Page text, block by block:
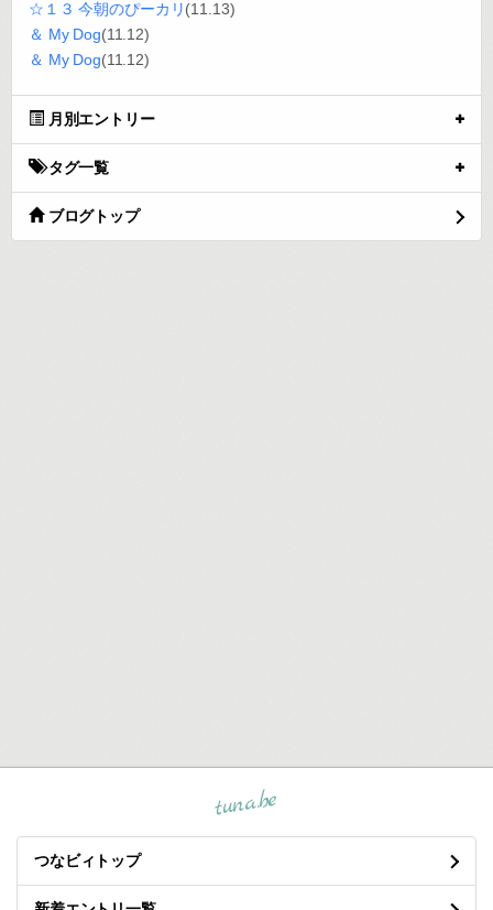
☆１３ 今朝のぴーカリ(11.13)
＆ My Dog(11.12)
＆ My Dog(11.12)
月別エントリー
タグ一覧
ブログトップ
tuna.be
つなビィトップ